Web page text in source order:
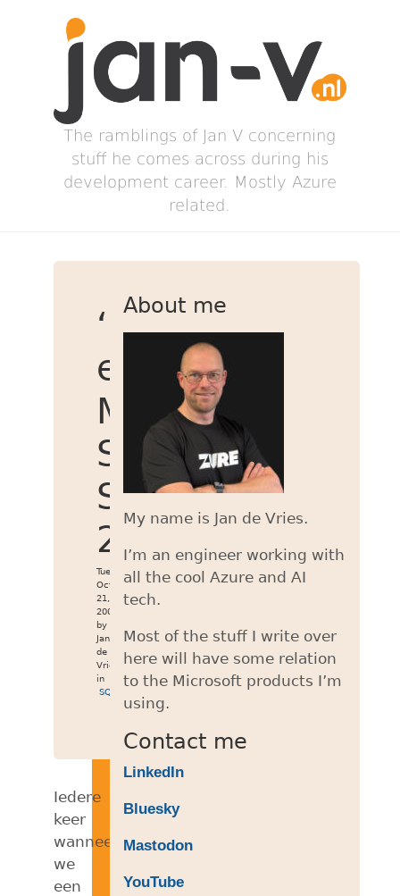
The ramblings of Jan V concerning
stuff he comes across during his
development career. Mostly Azure
related.
‘Repopulate’
een
MS
SQL
Server
2005
Tue
Oct
21,
2008
by
Jan
de
Vries
in
SQL
Iedere
keer
wanneer
we
een
About me
My name is Jan de Vries.
I’m an engineer working with
all the cool Azure and AI
tech.
Most of the stuff I write over
here will have some relation
to the Microsoft products I’m
using.
Contact me
LinkedIn
Bluesky
Mastodon
YouTube